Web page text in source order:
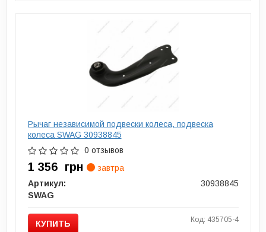
Рычаг независимой подвески колеса, подвеска
колеса SWAG 30938845
0 отзывов
1 356 грн
завтра
Артикул:
30938845
SWAG
КУПИТЬ Код: 435705-4